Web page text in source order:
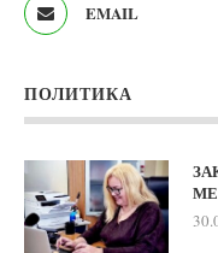
EMAIL
ПОЛИТИКА